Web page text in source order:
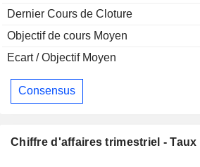
Dernier Cours de Cloture
Objectif de cours Moyen
Ecart / Objectif Moyen
Consensus
Chiffre d'affaires trimestriel -